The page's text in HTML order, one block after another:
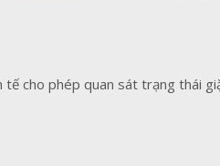
tế cho phép quan sát trạng thái